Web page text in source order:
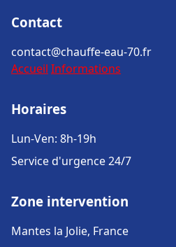
Contact
contact@chauffe-eau-70.fr
Accueil Informations
Horaires
Lun-Ven: 8h-19h
Service d'urgence 24/7
Zone intervention
Mantes la Jolie, France